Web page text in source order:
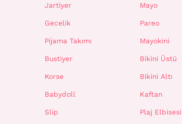
Jartiyer
Gecelik
Pijama Takımı
Bustiyer
Korse
Babydoll
Slip
Mayo
Pareo
Mayokini
Bikini Üstü
Bikini Altı
Kaftan
Plaj Elbisesi